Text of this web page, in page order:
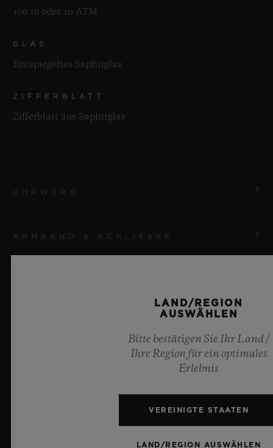
100 m oder 10 ATM
GLAS
Entspiegeltes Saphirglas
ZIFFERBLATT
Zifferblatt aus Saphirglas
Schwarzer Kautschuk mit schwarzem Kalbsleder
Faltschließe aus schwarzer Keramik und
Aktuelle Neuigkeiten
LAND/REGION
AUSWÄHLEN
Bitte bestätigen Sie Ihr Land /
Ihre Region für ein optimales
Erlebnis
VEREINIGTE STAATEN
LAND/REGION AUSWÄHLEN